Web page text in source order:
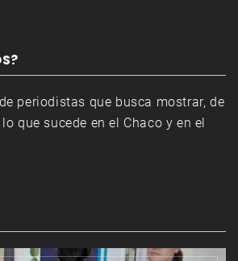
periodistas que busca mostrar, de
que sucede en el Chaco y en el